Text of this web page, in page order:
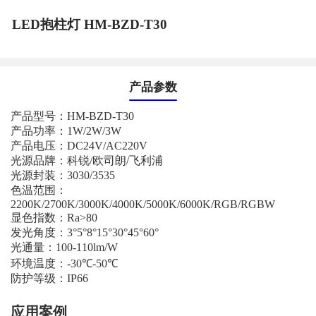
LED抱柱灯 HM-BZD-T30
产品参数
产品型号： HM-BZD-T30
产品功率： 1W/2W/3W
产品电压： DC24V/AC220V
光源品牌：科锐/欧司朗/飞利浦
光源封装： 3030/3535
色温范围：
2200K/2700K/3000K/4000K/5000K/6000K/RGB/RGBW
显色指数： Ra>80
发光角度： 3°5°8°15°30°45°60°
光通量： 100-110lm/W
环境温度： -30℃-50℃
防护等级： IP66
应用案例